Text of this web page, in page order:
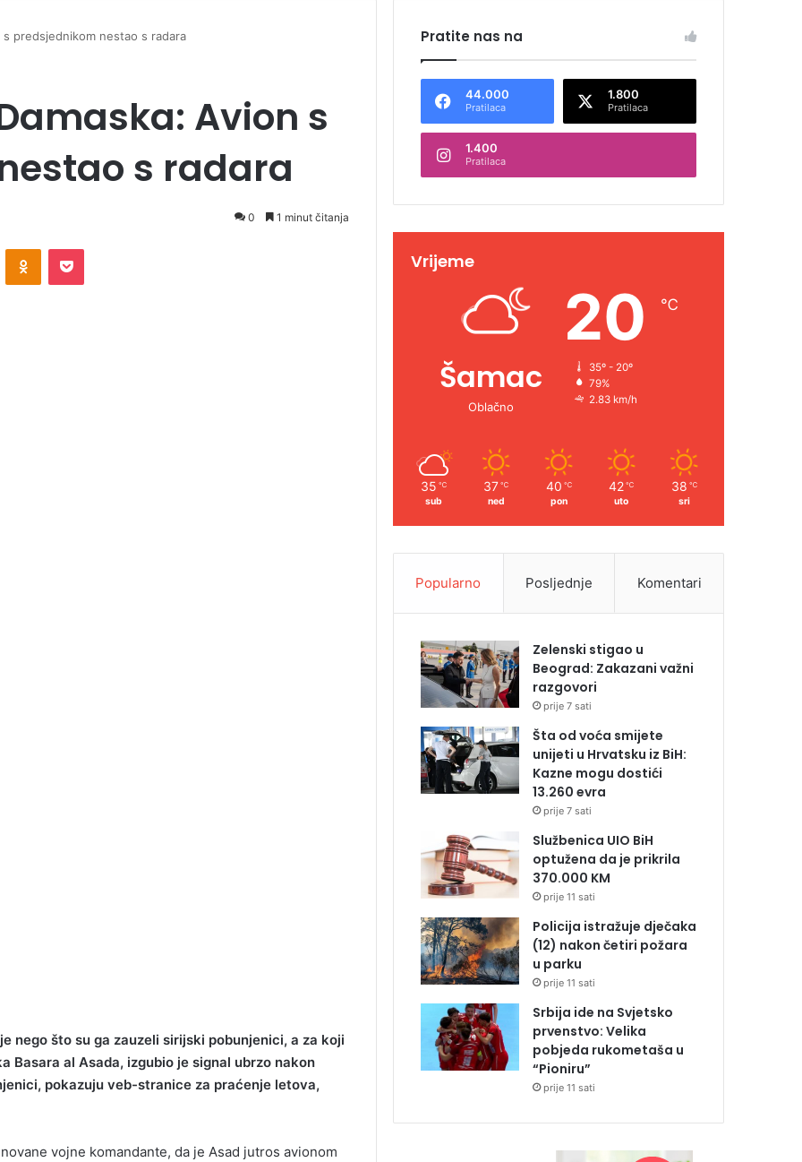
predsjednikom nestao s radara
Avion s
s radara
0 1 minut čitanja
nego što su ga zauzeli sirijski pobunjenici, a za koji
Basara al Asada, izgubio je signal ubrzo nakon
pokazuju veb-stranice za praćenje letova,
vojne komandante, da je Asad jutros avionom
Pratite nas na
44.000
Pratilaca
1.800
Pratilaca
1.400
Pratilaca
Vrijeme
Šamac
Oblačno
20 ℃
35º - 20º
79%
2.83 km/h
35 ℃
sub
37 ℃
ned
40 ℃
pon
42 ℃
uto
38 ℃
sri
Popularno Posljednje Komentari
Zelenski stigao u
Beograd: Zakazani važni
razgovori
prije 7 sati
Šta od voća smijete
unijeti u Hrvatsku iz BiH:
Kazne mogu dostići
13.260 evra
prije 7 sati
Službenica UIO BiH
optužena da je prikrila
370.000 KM
prije 11 sati
Policija istražuje dječaka
(12) nakon četiri požara
u parku
prije 11 sati
Srbija ide na Svjetsko
prvenstvo: Velika
pobjeda rukometaša u
“Pioniru”
prije 11 sati